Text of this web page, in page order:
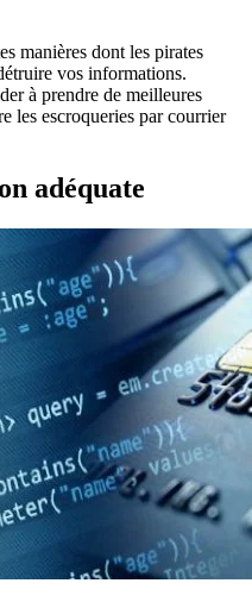
manières dont les pirates
vos informations.
à prendre de meilleures
les escroqueries par courrier
adéquate